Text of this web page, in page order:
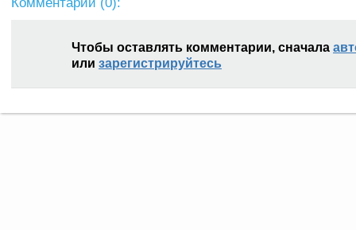
Чтобы оставлять комментарии, сначала
или зарегистрируйтесь